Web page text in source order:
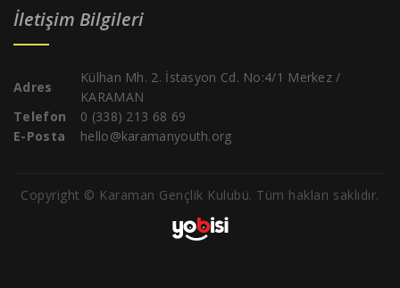
İletişim Bilgileri
Adres
Külhan Mh. 2. İstasyon Cd. No:4/1 Merkez /
KARAMAN
Telefon
0 (338) 213 68 69
E-Posta
hello@karamanyouth.org
Copyright © Karaman Gençlik Kulubü. Tüm hakları saklıdır.